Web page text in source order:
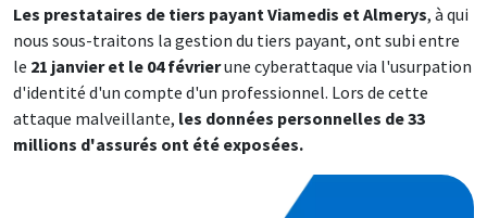
Les prestataires de tiers payant Viamedis et Almerys, à qui
nous sous-traitons la gestion du tiers payant, ont subi entre
le 21 janvier et le 04 févrierune cyberattaque via l'usurpation
d'identité d'un compte d'un professionnel. Lors de cette
attaque malveillante, les données personnelles de 33
millions d'assurés ont été exposées.